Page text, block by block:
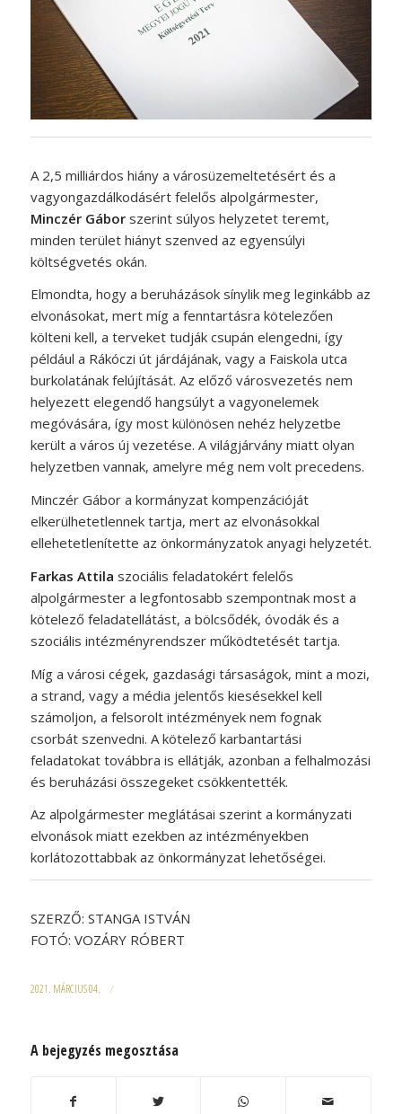
A 2,5 milliárdos hiány a városüzemeltetésért és a
vagyongazdálkodásért felelős alpolgármester,
Minczér Gáborszerint súlyos helyzetet teremt,
minden terület hiányt szenved az egyensúlyi
költségvetés okán.
Elmondta, hogy a beruházások sínylik meg leginkább az
elvonásokat, mert míg a fenntartásra kötelezően
költeni kell, a terveket tudják csupán elengedni, így
például a Rákóczi út járdájának, vagy a Faiskola utca
burkolatának felújítását. Az előző városvezetés nem
helyezett elegendő hangsúlyt a vagyonelemek
megóvására, így most különösen nehéz helyzetbe
került a város új vezetése. A világjárvány miatt olyan
helyzetben vannak, amelyre még nem volt precedens.
Minczér Gábor a kormányzat kompenzációját
elkerülhetetlennek tartja, mert az elvonásokkal
ellehetetlenítette az önkormányzatok anyagi helyzetét.
Farkas Attila szociális feladatokért felelős
alpolgármester a legfontosabb szempontnak most a
kötelező feladatellátást, a bölcsődék, óvodák és a
szociális intézményrendszer működtetését tartja.
Míg a városi cégek, gazdasági társaságok, mint a mozi,
a strand, vagy a média jelentős kiesésekkel kell
számoljon, a felsorolt intézmények nem fognak
csorbát szenvedni. A kötelező karbantartási
feladatokat továbbra is ellátják, azonban a felhalmozási
és beruházási összegeket csökkentették.
Az alpolgármester meglátásai szerint a kormányzati
elvonások miatt ezekben az intézményekben
korlátozottabbak az önkormányzat lehetőségei.
SZERZŐ: STANGA ISTVÁN
FOTÓ: VOZÁRY RÓBERT
2021. MÁRCIUS 04. /
A bejegyzés megosztása